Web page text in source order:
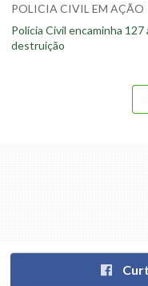
POLICIA CIVIL EM AÇÃO
Polícia Civil encaminha
destruição